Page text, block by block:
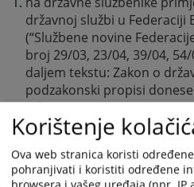
državnoj službi u Federaciji
(“Službene novine
broj 29/03, 23/04, 39/04,
daljem tekstu: Zakon o
podzakonski propisi
zakona,
na namještenike primjenjuje
namještenicima u organima
Federaciji Bosne i
Federacije Bosne i
Korištenje
Ova web stranica koristi
pohranjivati i koristiti određene